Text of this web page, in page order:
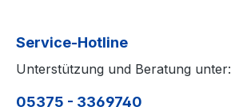
Service-Hotline
Unterstützung und Beratung unter:
05375 - 3369740